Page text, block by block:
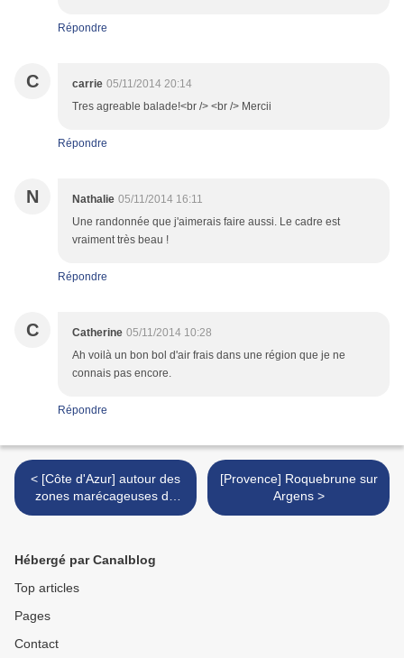
Répondre
C carrie 05/11/2014 20:14
Tres agreable balade!<br /> <br /> Mercii
Répondre
N Nathalie 05/11/2014 16:11
Une randonnée que j'aimerais faire aussi. Le cadre est
vraiment très beau !
Répondre
C Catherine 05/11/2014 10:28
Ah voilà un bon bol d'air frais dans une région que je ne
connais pas encore.
Répondre
< [Côte d'Azur] autour des
zones marécageuses de
Fréjus
[Provence] Roquebrune sur
Argens >
Hébergé par Canalblog
Top articles
Pages
Contact